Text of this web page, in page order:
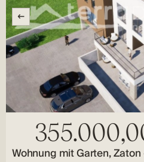
Wohnung mit Garten,